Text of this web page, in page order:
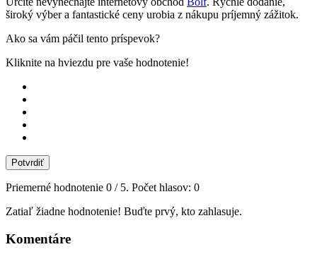
široký výber a fantastické ceny urobia z nákupu príjemný zážitok.
Ako sa vám páčil tento príspevok?
Kliknite na hviezdu pre vaše hodnotenie!
Potvrdiť
Priemerné hodnotenie 0 / 5. Počet hlasov: 0
Zatiaľ žiadne hodnotenie! Buďte prvý, kto zahlasuje.
Komentáre